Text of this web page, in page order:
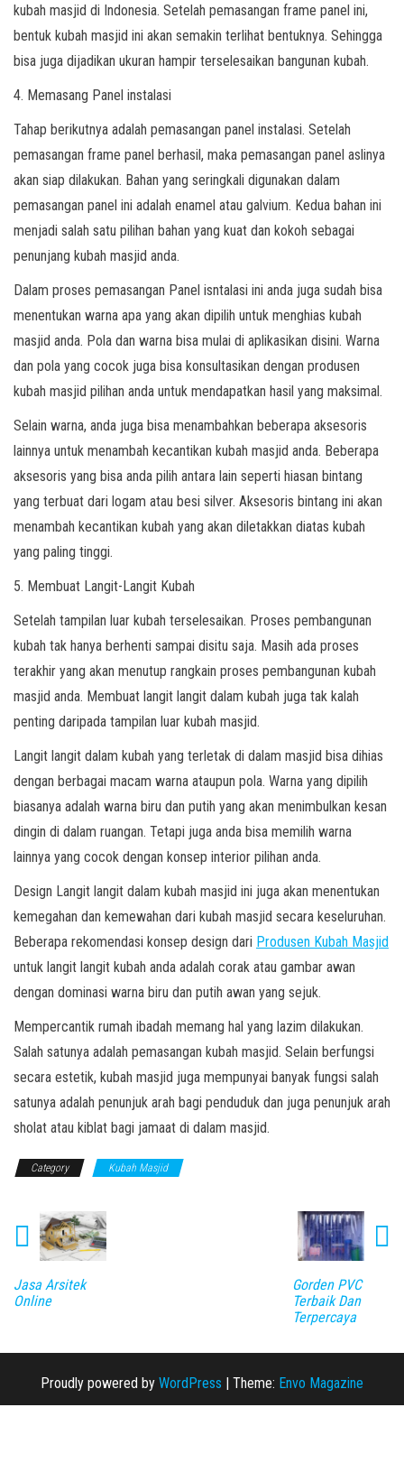
kubah masjid di Indonesia. Setelah pemasangan frame panel ini,
bentuk kubah masjid ini akan semakin terlihat bentuknya. Sehingga
bisa juga dijadikan ukuran hampir terselesaikan bangunan kubah.
4. Memasang Panel instalasi
Tahap berikutnya adalah pemasangan panel instalasi. Setelah
pemasangan frame panel berhasil, maka pemasangan panel aslinya
akan siap dilakukan. Bahan yang seringkali digunakan dalam
pemasangan panel ini adalah enamel atau galvium. Kedua bahan ini
menjadi salah satu pilihan bahan yang kuat dan kokoh sebagai
penunjang kubah masjid anda.
Dalam proses pemasangan Panel isntalasi ini anda juga sudah bisa
menentukan warna apa yang akan dipilih untuk menghias kubah
masjid anda. Pola dan warna bisa mulai di aplikasikan disini. Warna
dan pola yang cocok juga bisa konsultasikan dengan produsen
kubah masjid pilihan anda untuk mendapatkan hasil yang maksimal.
Selain warna, anda juga bisa menambahkan beberapa aksesoris
lainnya untuk menambah kecantikan kubah masjid anda. Beberapa
aksesoris yang bisa anda pilih antara lain seperti hiasan bintang
yang terbuat dari logam atau besi silver. Aksesoris bintang ini akan
menambah kecantikan kubah yang akan diletakkan diatas kubah
yang paling tinggi.
5. Membuat Langit-Langit Kubah
Setelah tampilan luar kubah terselesaikan. Proses pembangunan
kubah tak hanya berhenti sampai disitu saja. Masih ada proses
terakhir yang akan menutup rangkain proses pembangunan kubah
masjid anda. Membuat langit langit dalam kubah juga tak kalah
penting daripada tampilan luar kubah masjid.
Langit langit dalam kubah yang terletak di dalam masjid bisa dihias
dengan berbagai macam warna ataupun pola. Warna yang dipilih
biasanya adalah warna biru dan putih yang akan menimbulkan kesan
dingin di dalam ruangan. Tetapi juga anda bisa memilih warna
lainnya yang cocok dengan konsep interior pilihan anda.
Design Langit langit dalam kubah masjid ini juga akan menentukan
kemegahan dan kemewahan dari kubah masjid secara keseluruhan.
Beberapa rekomendasi konsep design dari Produsen Kubah Masjid
untuk langit langit kubah anda adalah corak atau gambar awan
dengan dominasi warna biru dan putih awan yang sejuk.
Mempercantik rumah ibadah memang hal yang lazim dilakukan.
Salah satunya adalah pemasangan kubah masjid. Selain berfungsi
secara estetik, kubah masjid juga mempunyai banyak fungsi salah
satunya adalah penunjuk arah bagi penduduk dan juga penunjuk arah
sholat atau kiblat bagi jamaat di dalam masjid.
Category Kubah Masjid
Jasa Arsitek
Online
Gorden PVC
Terbaik Dan
Terpercaya
Proudly powered by WordPress | Theme: Envo Magazine